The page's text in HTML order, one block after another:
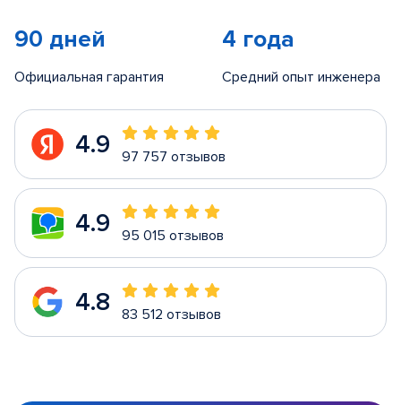
90 дней
Официальная гарантия
4 года
Средний опыт инженера
4.9 97 757 отзывов
4.9 95 015 отзывов
4.8 83 512 отзывов